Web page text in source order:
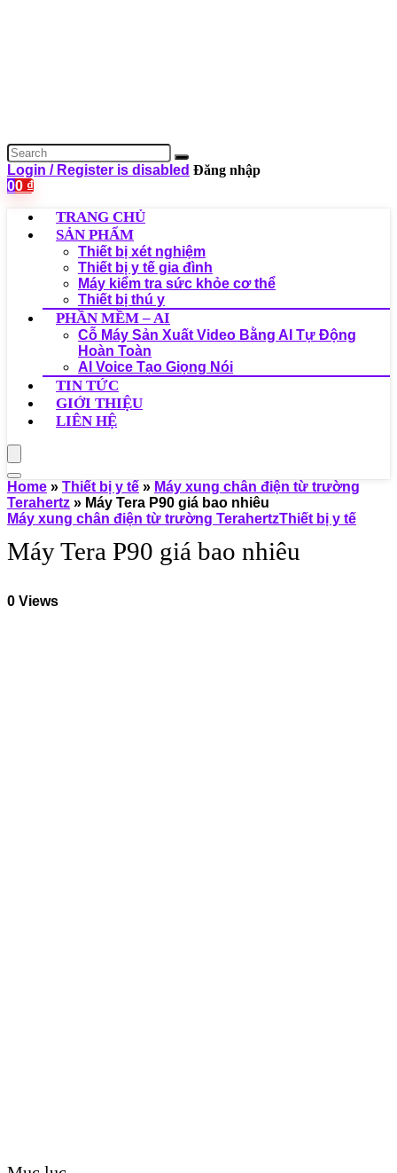
Login / Register is disabled Đăng nhập
00 ₫
TRANG CHỦ
SẢN PHẨM
Thiết bị xét nghiệm
Thiết bị y tế gia đình
Máy kiểm tra sức khỏe cơ thể
Thiết bị thú y
PHẦN MỀM – AI
Cỗ Máy Sản Xuất Video Bằng AI Tự Động
Hoàn Toàn
AI Voice Tạo Giọng Nói
TIN TỨC
GIỚI THIỆU
LIÊN HỆ
Home » Thiết bị y tế » Máy xung chân điện từ trường
Terahertz » Máy Tera P90 giá bao nhiêu
Máy xung chân điện từ trường TerahertzThiết bị y tế
Máy Tera P90 giá bao nhiêu
0 Views